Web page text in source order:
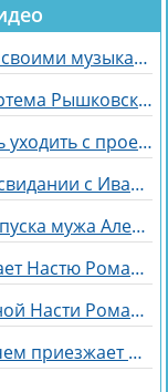
Клавдия Безверхова похвастала своими музыкальными успехами
Надежда Ермакова не считает Артема Рышковского «таблеткой» от неудачных отношений
Ивана Михайличенко отказалась уходить с проекта за Алексеем Адеевым
Алексей Адеев чуть не погиб на свидании с Иваной Михайличенко
Ксения Задойнова дождалась отпуска мужа Александра
Элина Рахимова снова раздражает Настю Ромашову, флиртуя с её мужем Евгением
Страданий и ревности беременной Насти Ромашовой не понимает Яна Фиткевич
Мария Давидова рассказала, зачем приезжает на Дом 2 к Рышковскому